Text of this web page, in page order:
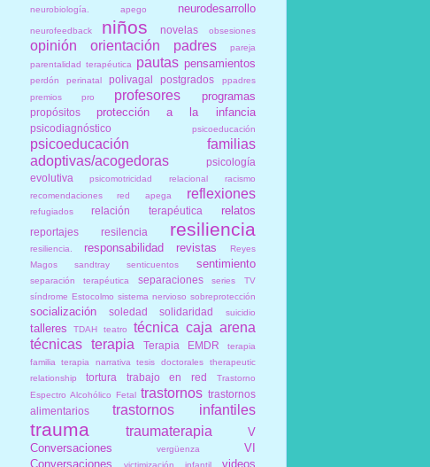
neurobiología. apego neurodesarrollo
neurofeedback niños novelas obsesiones
opinión orientación padres
pareja
parentalidad terapéutica
pautas pensamientos
perdón perinatal polivagal postgrados
ppadres
premios
pro profesores programas
propósitos protección a la infancia
psicodiagnóstico psicoeducación
psicoeducación familias
adoptivas/acogedoras
psicología
evolutiva
psicomotricidad relacional
racismo
recomendaciones
red apega reflexiones
refugiados relación terapéutica relatos
reportajes resilencia resiliencia
resiliencia. responsabilidad revistas
Reyes
Magos
sandtray senticuentos sentimiento
separación terapéutica separaciones
series TV
síndrome Estocolmo sistema nervioso sobreprotección
socialización soledad solidaridad suicidio
talleres TDAH teatro
técnica caja arena
técnicas
terapia Terapia EMDR
terapia
familia
terapia narrativa tesis doctorales
therapeutic
relationship
tortura trabajo en red
Trastorno
Espectro Alcohólico Fetal trastornos trastornos
alimentarios
trastornos infantiles
trauma traumaterapia
V
Conversaciones
vergüenza
VI
Conversaciones
victimización infantil
videos